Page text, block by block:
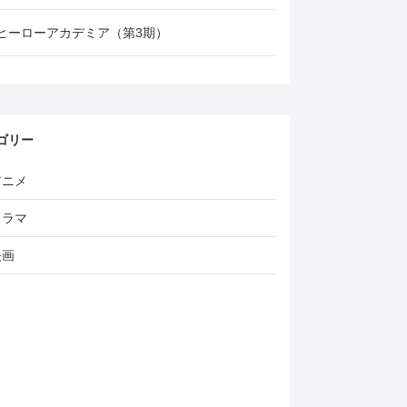
ーローアカデミア（第3期）
リー
メ
ラマ